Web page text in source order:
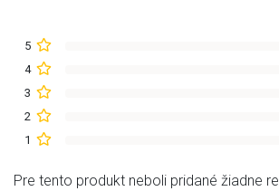
5
4
3
2
1
Pre tento produkt neboli pridané žiadne